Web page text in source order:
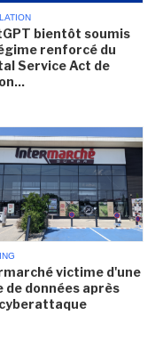
bientôt soumis
renforcé du
Service Act de
victime d'une
de données après